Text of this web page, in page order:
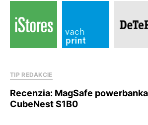
TIP REDAKCIE
Recenzia: MagSafe powerbanka
CubeNest S1B0